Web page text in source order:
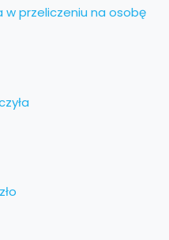
przeliczeniu na osobę